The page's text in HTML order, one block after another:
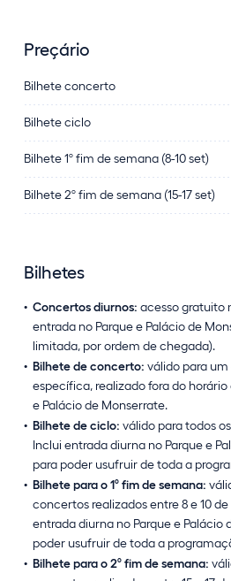
Preçário
Bilhete concerto
Bilhete ciclo
Bilhete 1º fim de semana (8-10 set)
Bilhete 2º fim de semana (15-17 set)
Bilhetes
Concertos diurnos: acesso gratuito
entrada no Parque e Palácio de
limitada, por ordem de chegada).
Bilhete de concerto: válido para
específica, realizado fora do
e Palácio de Monserrate.
Bilhete de ciclo: válido para todos
Inclui entrada diurna no Parque e
para poder usufruir de toda a
Bilhete para o 1º fim de semana:
concertos realizados entre 8 e 10
entrada diurna no Parque e Palácio
poder usufruir de toda a
Bilhete para o 2º fim de semana: